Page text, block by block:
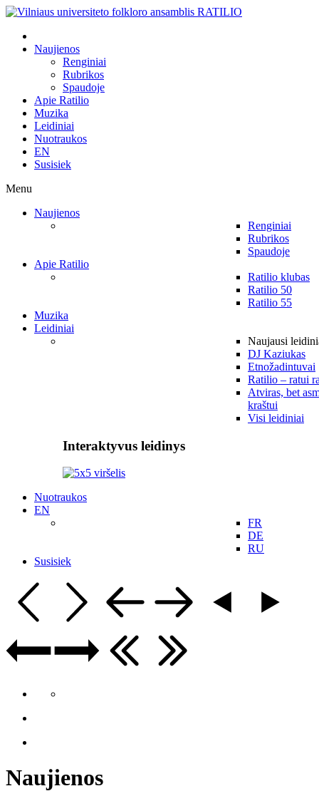
Naujienos
Renginiai
Rubrikos
Spaudoje
Apie Ratilio
Muzika
Leidiniai
Nuotraukos
EN
Susisiek
Menu
Naujienos
Renginiai
Rubrikos
Spaudoje
Apie Ratilio
Ratilio klubas
Ratilio 50
Ratilio 55
Muzika
Leidiniai
Naujausi
DJ Kaziukas
Etnožadintuvai
Ratilio – ratui
Atviras, bet
kraštui
Visi leidiniai
Interaktyvus leidinys
Nuotraukos
EN
FR
DE
RU
Susisiek
Naujienos